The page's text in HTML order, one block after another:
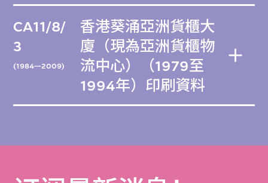
CA11/8/
3
(1984—2009)
香港葵涌亞洲貨櫃大
廈（現為亞洲貨櫃物
流中心）（1979至
1994年）印刷資料